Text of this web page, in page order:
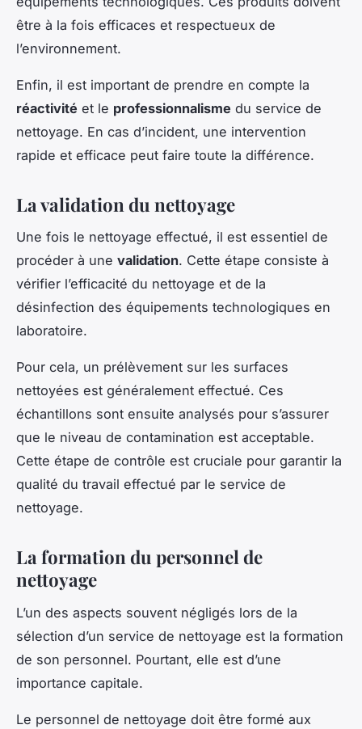
être à la fois efficaces et respectueux de
l’environnement.
Enfin, il est important de prendre en compte la
réactivité et le professionnalisme du service de
nettoyage. En cas d’incident, une intervention
rapide et efficace peut faire toute la différence.
La validation du nettoyage
Une fois le nettoyage effectué, il est essentiel de
procéder à une validation. Cette étape consiste à
vérifier l’efficacité du nettoyage et de la
désinfection des équipements technologiques en
laboratoire.
Pour cela, un prélèvement sur les surfaces
nettoyées est généralement effectué. Ces
échantillons sont ensuite analysés pour s’assurer
que le niveau de contamination est acceptable.
Cette étape de contrôle est cruciale pour garantir la
qualité du travail effectué par le service de
nettoyage.
La formation du personnel de
nettoyage
L’un des aspects souvent négligés lors de la
sélection d’un service de nettoyage est la formation
de son personnel. Pourtant, elle est d’une
importance capitale.
Le personnel de nettoyage doit être formé aux